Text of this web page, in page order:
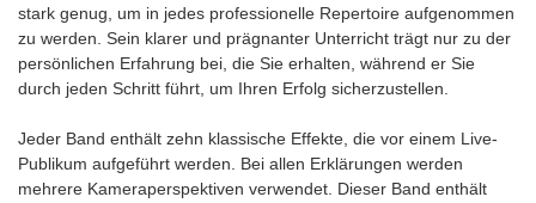
stark genug, um in jedes professionelle Repertoire aufgenommen
zu werden. Sein klarer und prägnanter Unterricht trägt nur zu der
persönlichen Erfahrung bei, die Sie erhalten, während er Sie
durch jeden Schritt führt, um Ihren Erfolg sicherzustellen.
Jeder Band enthält zehn klassische Effekte, die vor einem Live-
Publikum aufgeführt werden. Bei allen Erklärungen werden
mehrere Kameraperspektiven verwendet. Dieser Band enthält